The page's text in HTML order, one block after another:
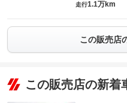
走行1.1万km
この販売店
この販売店の新着